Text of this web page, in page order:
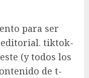
para ser
tiktok-
(y todos los
de t-